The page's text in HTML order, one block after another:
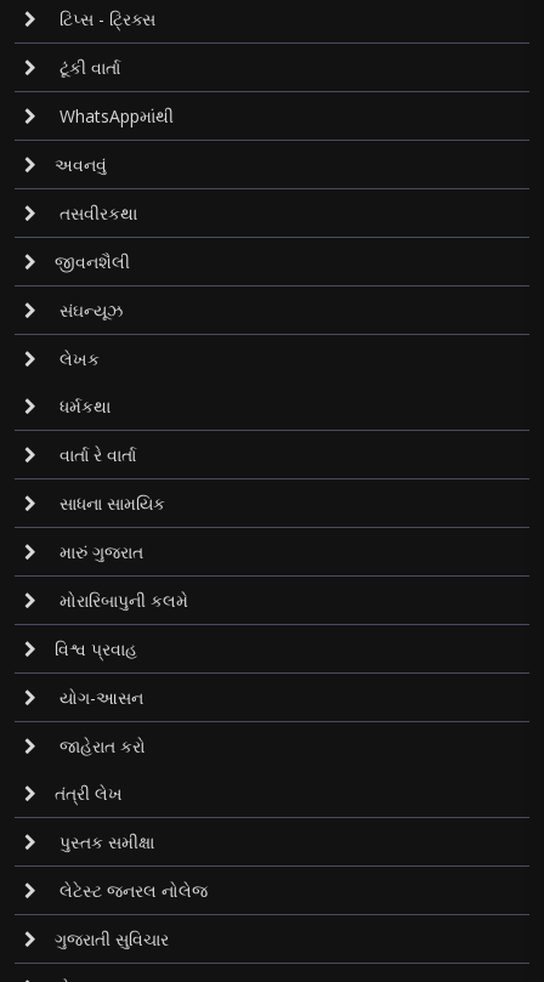
ટિપ્સ - ટ્રિક્સ
ટૂંકી વાર્તા
WhatsAppમાંથી
અવનવું
તસવીરકથા
જીવનશૈલી
સંઘન્યૂઝ
લેખક
ધર્મકથા
વાર્તા રે વાર્તા
સાધના સામયિક
મારું ગુજરાત
મોરારિબાપુની કલમે
વિશ્વ પ્રવાહ
યોગ-આસન
જાહેરાત કરો
તંત્રી લેખ
પુસ્તક સમીક્ષા
લેટેસ્ટ જનરલ નોલેજ
ગુજરાતી સુવિચાર